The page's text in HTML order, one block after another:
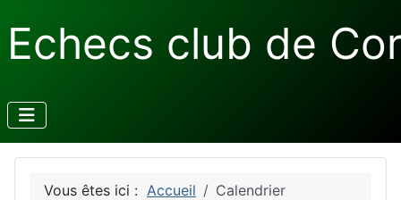
Echecs club de
Vous êtes ici : Accueil Calendrier